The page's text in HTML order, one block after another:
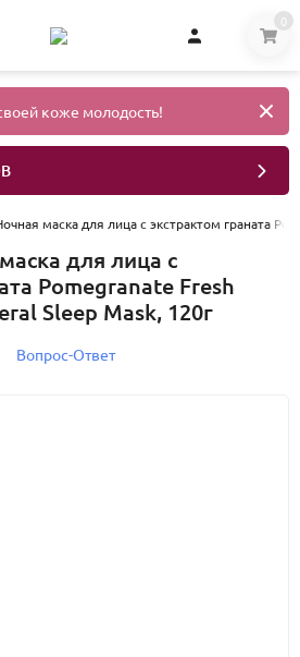
0
коже молодость!
маска для лица с экстрактом граната
для лица с
Pomegranate Fresh
Sleep Mask, 120г
Вопрос-Ответ